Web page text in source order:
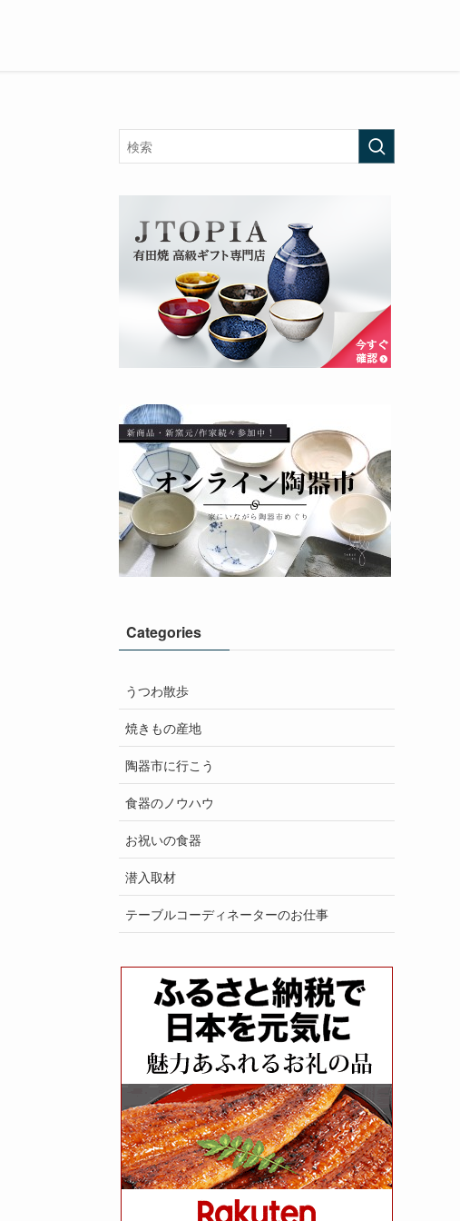
Categories
うつわ散歩
焼きもの産地
陶器市に行こう
食器のノウハウ
お祝いの食器
潜入取材
テーブルコーディネーターのお仕事